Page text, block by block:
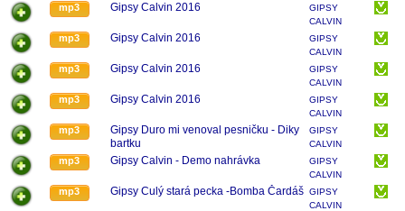
mp3 Gipsy Calvin 2016
GIPSY
CALVIN
mp3 Gipsy Calvin 2016
GIPSY
CALVIN
mp3 Gipsy Calvin 2016
GIPSY
CALVIN
mp3 Gipsy Calvin 2016
GIPSY
CALVIN
mp3
Gipsy Duro mi venoval pesničku - Diky
bartku
GIPSY
CALVIN
mp3 Gipsy Calvin - Demo nahrávka
GIPSY
CALVIN
mp3 Gipsy Culý stará pecka -Bomba Čardáš GIPSY
CALVIN